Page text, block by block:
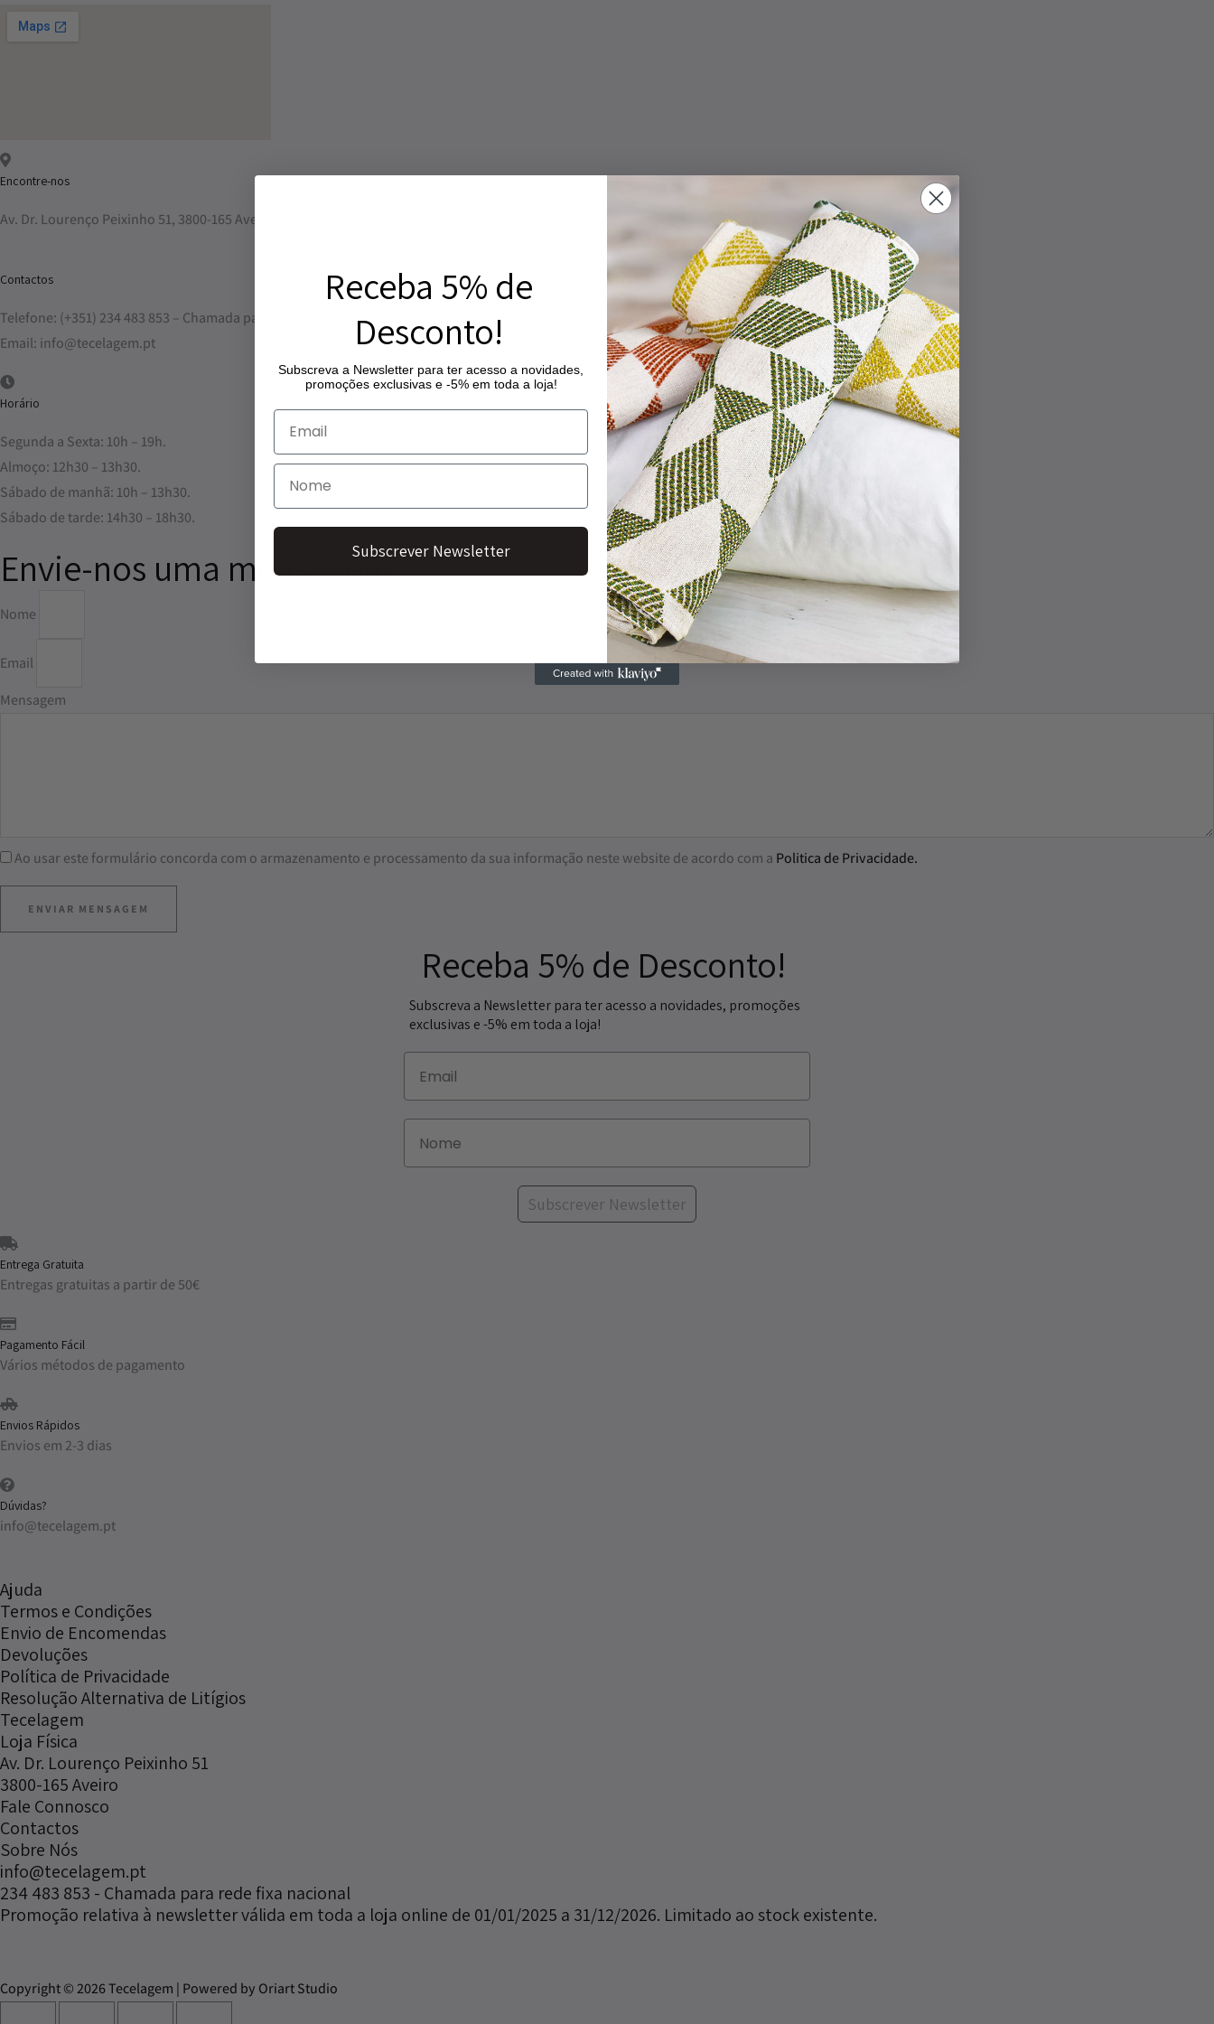
Encontre-nos
Av. Dr. Lourenço Peixinho 51, 3800-165 Aveiro
Contactos
Telefone: (+351) 234 483 853 – Chamada para a rede fixa nacional
Email: info@tecelagem.pt
Horário
Segunda a Sexta: 10h – 19h.
Almoço: 12h30 – 13h30.
Sábado de manhã: 10h – 13h30.
Sábado de tarde: 14h30 – 18h30.
Envie-nos uma mensagem
Nome
Email
Mensagem
Ao usar este formulário concorda com o armazenamento e processamento da sua informação neste website de acordo com a Politica de Privacidade.
ENVIAR MENSAGEM
Receba 5% de Desconto!
Subscreva a Newsletter para ter acesso a novidades, promoções
exclusivas e -5% em toda a loja!
Subscrever Newsletter
Entrega Gratuita
Entregas gratuitas a partir de 50€
Pagamento Fácil
Vários métodos de pagamento
Envios Rápidos
Envios em 2-3 dias
Dúvidas?
info@tecelagem.pt
Ajuda
Termos e Condições
Envio de Encomendas
Devoluções
Política de Privacidade
Resolução Alternativa de Litígios
Tecelagem
Loja Física
Av. Dr. Lourenço Peixinho 51
3800-165 Aveiro
Fale Connosco
Contactos
Sobre Nós
info@tecelagem.pt
234 483 853 - Chamada para rede fixa nacional
Promoção relativa à newsletter válida em toda a loja online de 01/01/2025 a 31/12/2026. Limitado ao stock existente.
Copyright © 2026 Tecelagem | Powered by Oriart Studio
Receba 5% de
Desconto!
Subscreva a Newsletter para ter acesso a novidades,
promoções exclusivas e -5% em toda a loja!
Subscrever Newsletter